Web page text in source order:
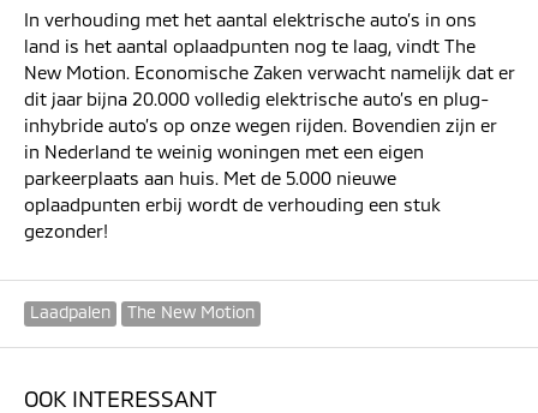
In verhouding met het aantal elektrische auto’s in ons
land is het aantal oplaadpunten nog te laag, vindt The
New Motion. Economische Zaken verwacht namelijk dat er
dit jaar bijna 20.000 volledig elektrische auto’s en plug-
inhybride auto’s op onze wegen rijden. Bovendien zijn er
in Nederland te weinig woningen met een eigen
parkeerplaats aan huis. Met de 5.000 nieuwe
oplaadpunten erbij wordt de verhouding een stuk
gezonder!
Laadpalen The New Motion
OOK INTERESSANT